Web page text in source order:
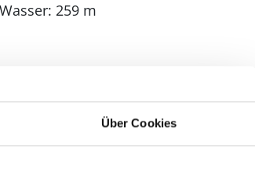
Über Cookies
259 m